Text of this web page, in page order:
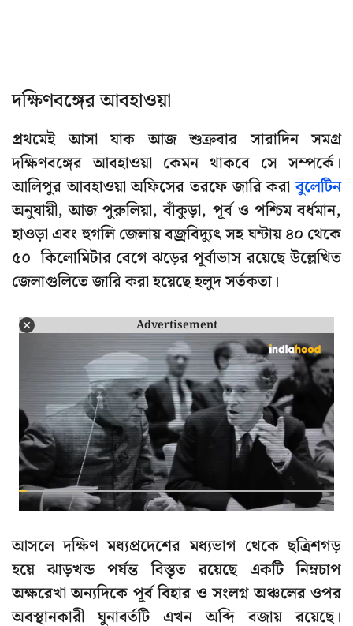
দক্ষিণবঙ্গের আবহাওয়া
প্রথমেই আসা যাক আজ শুক্রবার সারাদিন সমগ্র
দক্ষিণবঙ্গের আবহাওয়া কেমন থাকবে সে সম্পর্কে।
আলিপুর আবহাওয়া অফিসের তরফে জারি করাবুলেটিন
অনুযায়ী, আজ পুরুলিয়া, বাঁকুড়া, পূর্ব ও পশ্চিম বর্ধমান,
হাওড়া এবং হুগলি জেলায় বজ্রবিদ্যুৎ সহ ঘন্টায় ৪০ থেকে
৫০ কিলোমিটার বেগে ঝড়ের পূর্বাভাস রয়েছে উল্লেখিত
জেলাগুলিতে জারি করা হয়েছে হলুদ সর্তকতা।
Advertisement
আসলে দক্ষিণ মধ্যপ্রদেশের মধ্যভাগ থেকে ছত্রিশগড়
হয়ে ঝাড়খন্ড পর্যন্ত বিস্তৃত রয়েছে একটি নিম্নচাপ
অক্ষরেখা অন্যদিকে পূর্ব বিহার ও সংলগ্ন অঞ্চলের ওপর
অবস্থানকারী ঘুনাবর্তটি এখন অব্দি বজায় রয়েছে।